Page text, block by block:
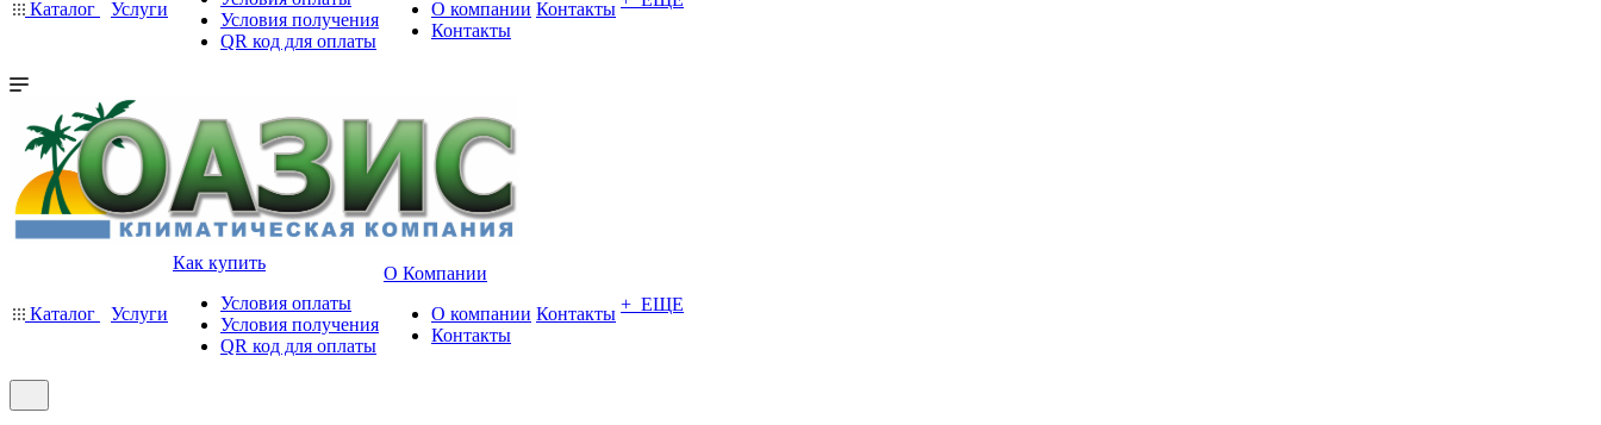
Каталог Услуги
Условия получения
QR код для оплаты
О компании
Контакты
Контакты
Каталог Услуги
Как купить
Условия оплаты
Условия получения
QR код для оплаты
О Компании
О компании
Контакты
Контакты + ЕЩЕ